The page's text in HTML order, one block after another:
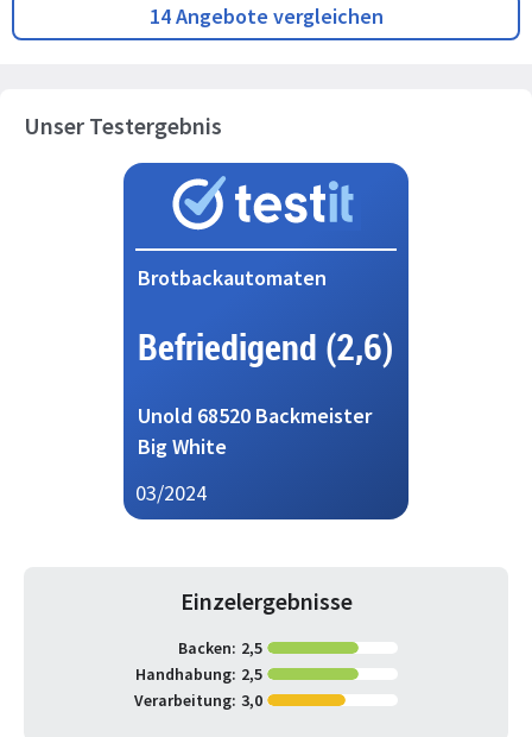
14 Angebote vergleichen
Unser Testergebnis
Brotbackautomaten
Befriedigend (2,6)
Unold 68520 Backmeister
Big White
03/2024
Einzelergebnisse
Backen: 2,5
Handhabung: 2,5
Verarbeitung: 3,0